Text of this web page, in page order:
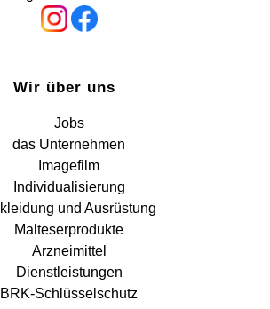
Wir über uns
Jobs
das Unternehmen
Imagefilm
Individualisierung
und Ausrüstung
Malteserprodukte
Arzneimittel
Dienstleistungen
BRK-Schlüsselschutz